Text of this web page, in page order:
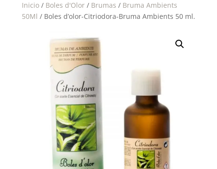
Inicio/ Boles d'Olor/ Brumas / Bruma Ambients
50Ml / Boles d’olor-Citriodora-Bruma Ambients 50 ml.